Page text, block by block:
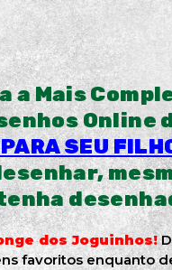
a Mais
Online
SEU
dos Joguinhos!
favoritos enquanto